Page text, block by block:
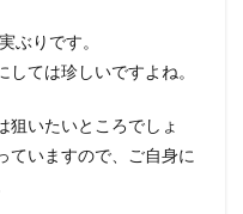
ぶりです。
ては珍しいですよね。
狙いたいところでしょ
ていますので、ご自身に